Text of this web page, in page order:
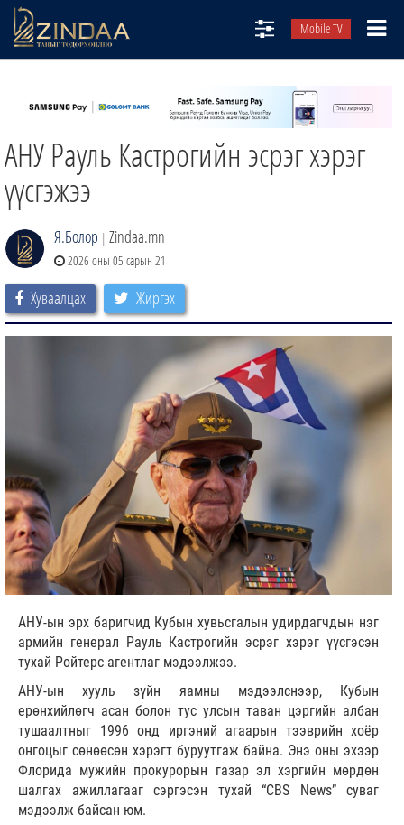
Mobile TV
ТВ8
ӨГЛӨӨНИЙ СОНИН
АУДИО ЗОХИОЛ
ЗИНДАА СЭТГҮҮЛ
АНУ Рауль Кастрогийн эсрэг хэрэг
үүсгэжээ
Я.Болор | Zindaa.mn
2026 оны 05 сарын 21
Хуваалцах Жиргэх
АНУ-ын эрх баригчид Кубын хувьсгалын удирдагчдын нэг
армийн генерал Рауль Кастрогийн эсрэг хэрэг үүсгэсэн
тухай Ройтерс агентлаг мэдээлжээ.
АНУ-ын хууль зүйн яамны мэдээлснээр, Кубын
ерөнхийлөгч асан болон тус улсын таван цэргийн албан
тушаалтныг 1996 онд иргэний агаарын тээврийн хоёр
онгоцыг сөнөөсөн хэрэгт буруутгаж байна. Энэ оны эхээр
Флорида мужийн прокурорын газар эл хэргийн мөрдөн
шалгах ажиллагааг сэргэсэн тухай “CBS News” суваг
мэдээлж байсан юм.